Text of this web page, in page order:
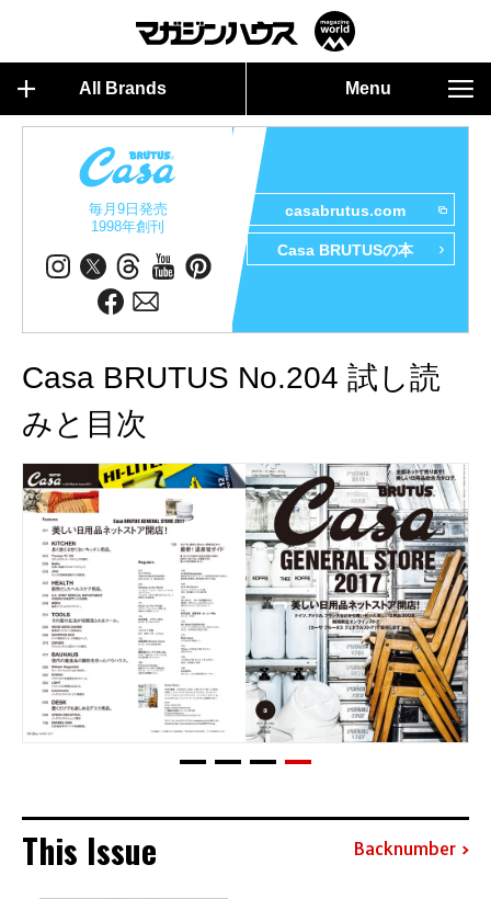
All Brands Menu
毎月9日発売
1998年創刊
casabrutus.com
Casa BRUTUSの本
Casa BRUTUS No.204 試し読
みと目次
This Issue Backnumber